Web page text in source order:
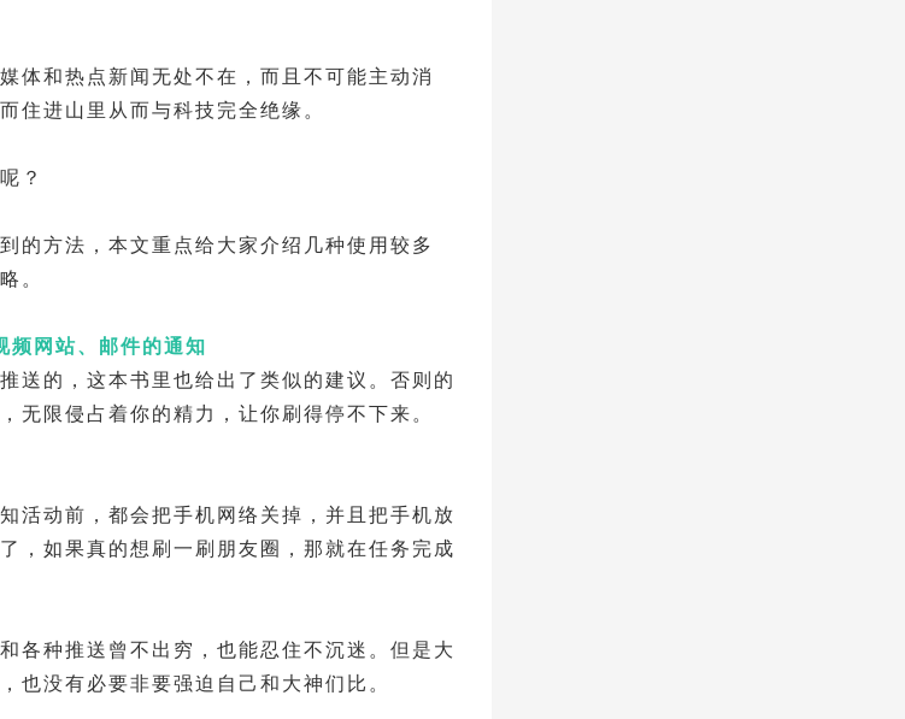
体和热点新闻无处不在，而且不可能主动消
住进山里从而与科技完全绝缘。
？
的方法，本文重点给大家介绍几种使用较多
。
频网站、邮件的通知
送的，这本书里也给出了类似的建议。否则的
无限侵占着你的精力，让你刷得停不下来。
活动前，都会把手机网络关掉，并且把手机放
，如果真的想刷一刷朋友圈，那就在任务完成
各种推送曾不出穷，也能忍住不沉迷。但是大
也没有必要非要强迫自己和大神们比。